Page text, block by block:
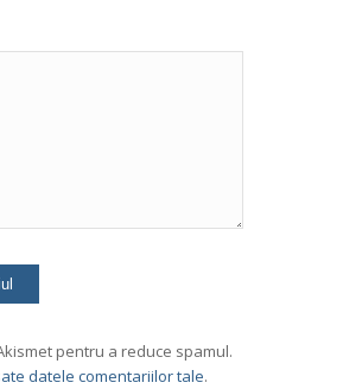
pentru a reduce spamul.
datele comentariilor tale.